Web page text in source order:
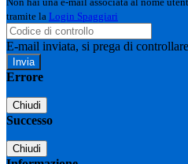
tramite la Login Spaggiari
E-mail inviata, si prega di
Errore
Chiudi
Successo
Chiudi